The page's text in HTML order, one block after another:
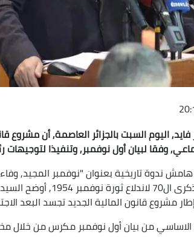
وفقا لبيان أول نوفمبر, وتنفيذا
ندوة تاريخية بعنوان "نوفمبر المجيد,
مشروع قانون المالية الجديد تجسد البعد
من بيان أول نوفمبر مكرس من خلال